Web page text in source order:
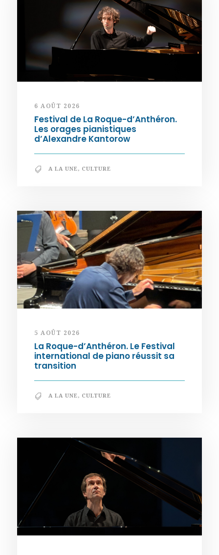
6 AOÛT 2026
Festival de La Roque-d’Anthéron.
Les orages pianistiques
d’Alexandre Kantorow
A LA UNE, CULTURE
5 AOÛT 2026
La Roque-d’Anthéron. Le Festival
international de piano réussit sa
transition
A LA UNE, CULTURE